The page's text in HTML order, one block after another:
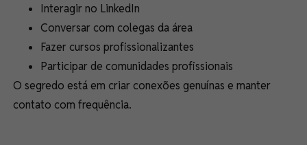
Interagir no LinkedIn
Conversar com colegas da área
Fazer cursos profissionalizantes
Participar de comunidades profissionais
O segredo está em criar conexões genuínas e manter
contato com frequência.